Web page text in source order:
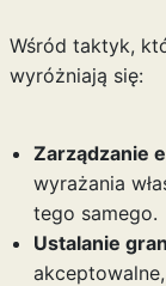
Wśród taktyk,
wyróżniają się:
Zarządzanie
wyrażania
tego samego.
Ustalanie